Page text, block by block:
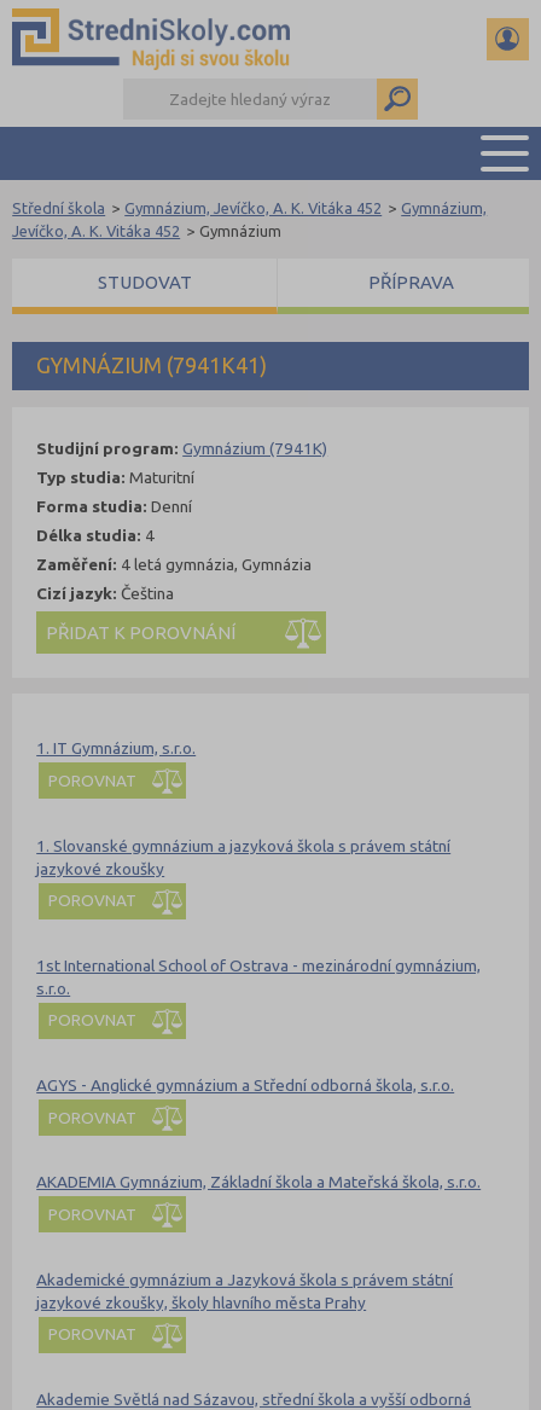
DŮLEŽITÉ TERMÍNY
GYMNÁZIUM (7941K41)
Střední škola > Gymnázium, Jevíčko, A. K. Vitáka 452 > Gymnázium,
Jevíčko, A. K. Vitáka 452 > Gymnázium
Studijní program:Gymnázium (7941K)
Typ studia:Maturitní
Forma studia:Denní
Délka studia: 4
Zaměření: 4 letá gymnázia, Gymnázia
Cizí jazyk:Čeština
STUDOVAT PŘÍPRAVA
1. IT Gymnázium, s.r.o.
POROVNAT
1. Slovanské gymnázium a jazyková škola s právem státní
jazykové zkoušky
POROVNAT
1st International School of Ostrava - mezinárodní gymnázium,
s.r.o.
POROVNAT
AGYS - Anglické gymnázium a Střední odborná škola, s.r.o.
POROVNAT
AKADEMIA Gymnázium, Základní škola a Mateřská škola, s.r.o.
POROVNAT
Akademické gymnázium a Jazyková škola s právem státní
jazykové zkoušky, školy hlavního města Prahy
POROVNAT
Akademie Světlá nad Sázavou, střední škola a vyšší odborná